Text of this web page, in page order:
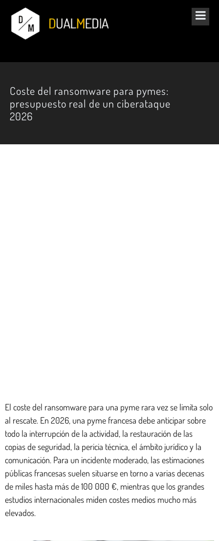
Coste del ransomware para pymes:
presupuesto real de un ciberataque
2026
El coste del ransomware para una pyme rara vez se limita solo
al rescate. En 2026, una pyme francesa debe anticipar sobre
todo la interrupción de la actividad, la restauración de las
copias de seguridad, la pericia técnica, el ámbito jurídico y la
comunicación. Para un incidente moderado, las estimaciones
públicas francesas suelen situarse en torno a varias decenas
de miles hasta más de 100 000 €, mientras que los grandes
estudios internacionales miden costes medios mucho más
elevados.